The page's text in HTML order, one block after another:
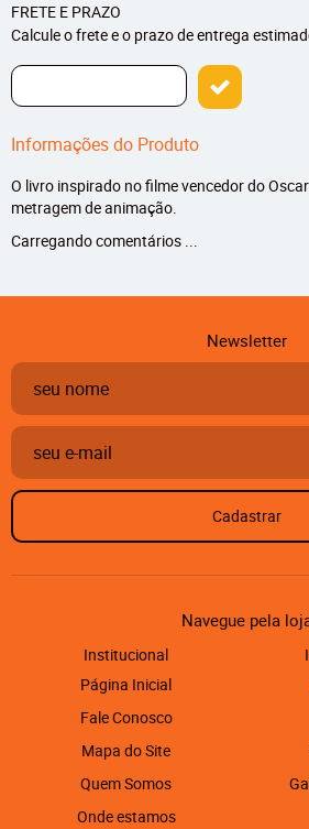
FRETE E PRAZO
Calcule o frete e o prazo de entrega
Informações do Produto
O livro inspirado no filme vencedor do
metragem de animação.
Carregando comentários ...
Newsletter
Cadastrar
Navegue pela
Institucional
Página Inicial
Fale Conosco
Mapa do Site
Quem Somos
Onde estamos